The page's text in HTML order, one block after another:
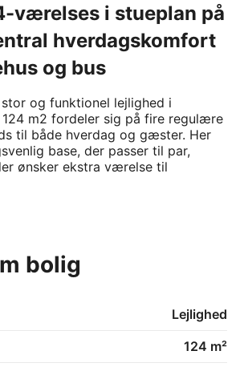
værelses i stueplan på
hverdagskomfort
og bus
og funktionel lejlighed i
124 m2 fordeler sig på fire regulære
til både hverdag og gæster. Her
base, der passer til par,
ønsker ekstra værelse til
glider nemt med
køkkenet og egen vaskemaskine, så
at komme til i det daglige, også
eller indkøb.
bolig
Lejlighed
124 m²